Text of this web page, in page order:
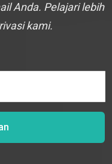
Anda. Pelajari lebih
kami.